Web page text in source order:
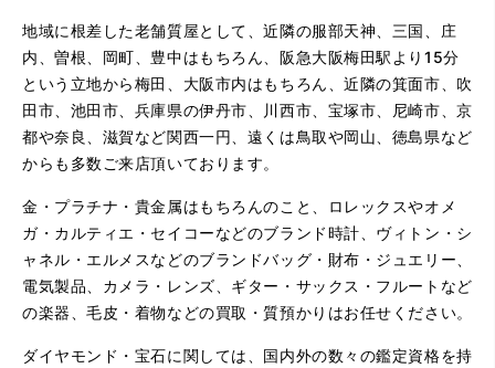
地域に根差した老舗質屋として、近隣の服部天神、三国、庄
内、曽根、岡町、豊中はもちろん、阪急大阪梅田駅より15分
という立地から梅田、大阪市内はもちろん、近隣の箕面市、吹
田市、池田市、兵庫県の伊丹市、川西市、宝塚市、尼崎市、京
都や奈良、滋賀など関西一円、遠くは鳥取や岡山、徳島県など
からも多数ご来店頂いております。
金・プラチナ・貴金属はもちろんのこと、ロレックスやオメ
ガ・カルティエ・セイコーなどのブランド時計、ヴィトン・シ
ャネル・エルメスなどのブランドバッグ・財布・ジュエリー、
電気製品、カメラ・レンズ、ギター・サックス・フルートなど
の楽器、毛皮・着物などの買取・質預かりはお任せください。
ダイヤモンド・宝石に関しては、国内外の数々の鑑定資格を持